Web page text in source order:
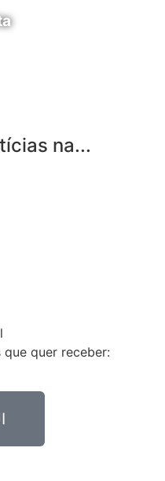
na...
quer receber: